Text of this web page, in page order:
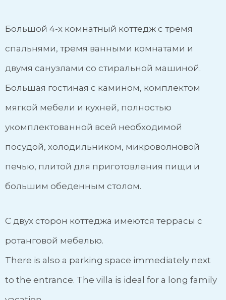
Большой 4-х комнатный коттедж с тремя
спальнями, тремя ванными комнатами и
двумя санузлами со стиральной машиной.
Большая гостиная с камином, комплектом
мягкой мебели и кухней, полностью
укомплектованной всей необходимой
посудой, холодильником, микроволновой
печью, плитой для приготовления пищи и
большим обеденным столом.
С двух сторон коттеджа имеются террасы с
ротанговой мебелью.
There is also a parking space immediately next
to the entrance. The villa is ideal for a long family